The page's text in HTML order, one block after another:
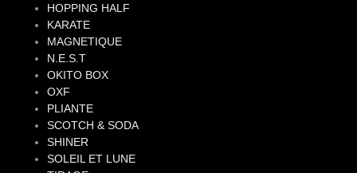
HOPPING HALF
KARATE
MAGNETIQUE
N.E.S.T
OKITO BOX
OXF
PLIANTE
SCOTCH & SODA
SHINER
SOLEIL ET LUNE